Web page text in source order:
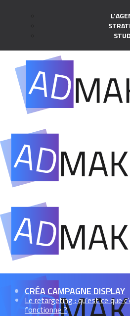
CRÉACAMPAGNE DISPLAY
Le retargeting : qu’est ce que
fonctionne ?